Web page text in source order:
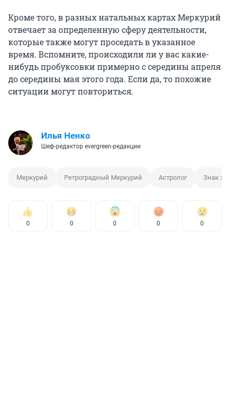
Кроме того, в разных натальных картах Меркурий
отвечает за определенную сферу деятельности,
которые также могут проседать в указанное
время. Вспомните, происходили ли у вас какие-
нибудь пробуксовки примерно с середины апреля
до середины мая этого года. Если да, то похожие
ситуации могут повториться.
Илья Ненко
Шеф-редактор evergreen-редакции
Меркурий Ретроградный Меркурий Астролог Знак
0 0 0 0 0